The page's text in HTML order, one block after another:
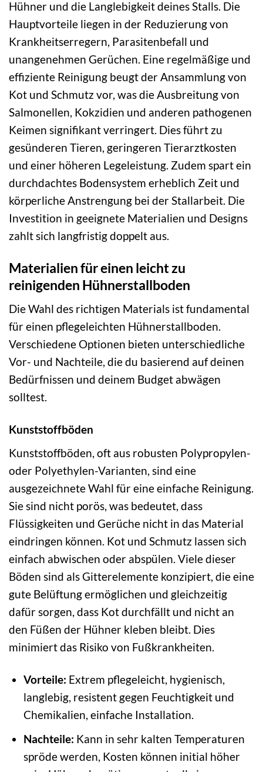
Hühner und die Langlebigkeit deines Stalls. Die
Hauptvorteile liegen in der Reduzierung von
Krankheitserregern, Parasitenbefall und
unangenehmen Gerüchen. Eine regelmäßige und
effiziente Reinigung beugt der Ansammlung von
Kot und Schmutz vor, was die Ausbreitung von
Salmonellen, Kokzidien und anderen pathogenen
Keimen signifikant verringert. Dies führt zu
gesünderen Tieren, geringeren Tierarztkosten
und einer höheren Legeleistung. Zudem spart ein
durchdachtes Bodensystem erheblich Zeit und
körperliche Anstrengung bei der Stallarbeit. Die
Investition in geeignete Materialien und Designs
zahlt sich langfristig doppelt aus.
Materialien für einen leicht zu
reinigenden Hühnerstallboden
Die Wahl des richtigen Materials ist fundamental
für einen pflegeleichten Hühnerstallboden.
Verschiedene Optionen bieten unterschiedliche
Vor- und Nachteile, die du basierend auf deinen
Bedürfnissen und deinem Budget abwägen
solltest.
Kunststoffböden
Kunststoffböden, oft aus robusten Polypropylen-
oder Polyethylen-Varianten, sind eine
ausgezeichnete Wahl für eine einfache Reinigung.
Sie sind nicht porös, was bedeutet, dass
Flüssigkeiten und Gerüche nicht in das Material
eindringen können. Kot und Schmutz lassen sich
einfach abwischen oder abspülen. Viele dieser
Böden sind als Gitterelemente konzipiert, die eine
gute Belüftung ermöglichen und gleichzeitig
dafür sorgen, dass Kot durchfällt und nicht an
den Füßen der Hühner kleben bleibt. Dies
minimiert das Risiko von Fußkrankheiten.
Vorteile: Extrem pflegeleicht, hygienisch,
langlebig, resistent gegen Feuchtigkeit und
Chemikalien, einfache Installation.
Nachteile: Kann in sehr kalten Temperaturen
spröde werden, Kosten können initial höher